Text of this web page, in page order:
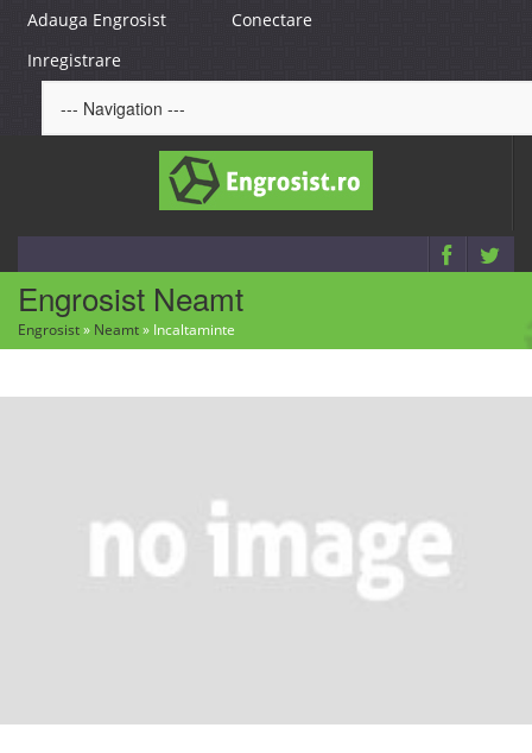
Adauga Engrosist
Conectare
Inregistrare
Engrosist Neamt
Engrosist» Neamt» Incaltaminte